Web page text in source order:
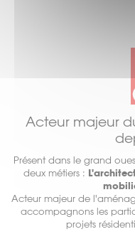
Acteur majeur
Présent dans le grand
deux métiers :
Acteur majeur de
accompagnons les
projets